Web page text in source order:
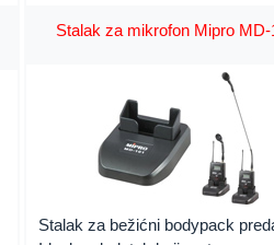
Stalak za mikrofon Mipro MD-
Stalak za bežićni bodypack